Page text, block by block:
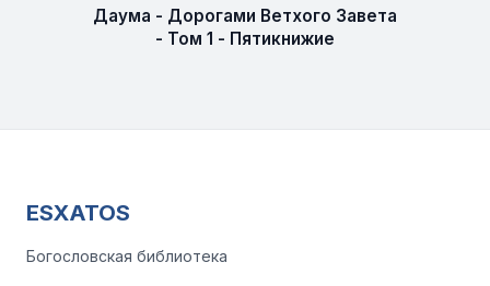
Даума - Дорогами Ветхого Завета
- Том 1 - Пятикнижие
ESXATOS
Богословская библиотека